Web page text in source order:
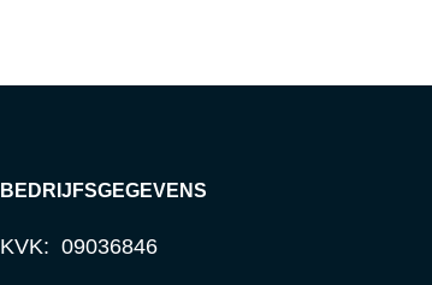
BEDRIJFSGEGEVENS
KVK: 09036846